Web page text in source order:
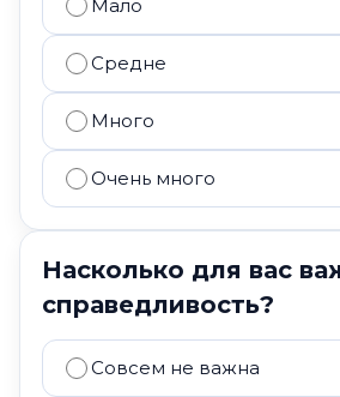
Мало
Средне
Много
Очень много
Насколько для вас
справедливость?
Совсем не важна